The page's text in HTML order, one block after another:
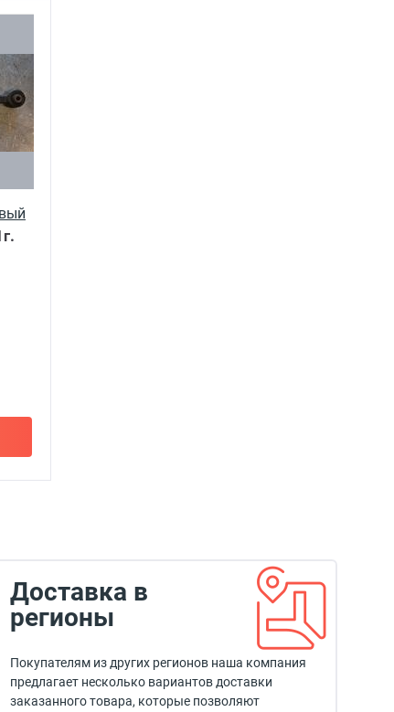
Доставка в
регионы
Покупателям из других регионов наша компания
предлагает несколько вариантов доставки
заказанного товара, которые позволяют